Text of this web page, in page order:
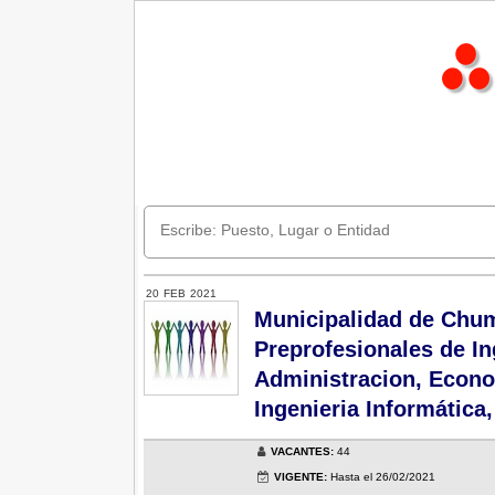
20 FEB 2021
Municipalidad de
Preprofesionales de
Administracion,
Ingenieria
VACANTES: 44
VIGENTE: Hasta el 26/02/2021